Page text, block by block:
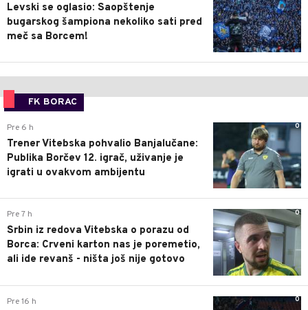
Levski se oglasio: Saopštenje
bugarskog šampiona nekoliko sati pred
meč sa Borcem!
FK BORAC
0
Pre 6 h
Trener Vitebska pohvalio Banjalučane:
Publika Borčev 12. igrač, uživanje je
igrati u ovakvom ambijentu
0
Pre 7 h
Srbin iz redova Vitebska o porazu od
Borca: Crveni karton nas je poremetio,
ali ide revanš - ništa još nije gotovo
0
Pre 16 h